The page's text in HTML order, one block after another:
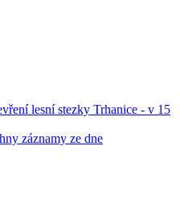
lesní stezky Trhanice - v 15
záznamy ze dne